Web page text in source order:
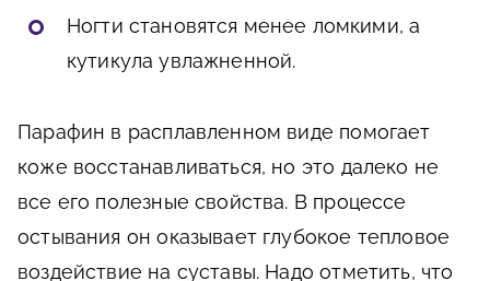
Ногти становятся менее ломкими, а
кутикула увлажненной.
Парафин в расплавленном виде помогает
коже восстанавливаться, но это далеко не
все его полезные свойства. В процессе
остывания он оказывает глубокое тепловое
воздействие на суставы. Надо отметить, что